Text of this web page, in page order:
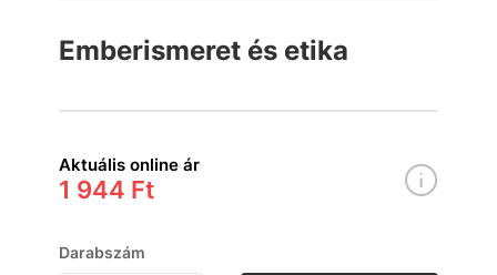
Emberismeret és etika
Aktuális online ár
1 944 Ft
Darabszám